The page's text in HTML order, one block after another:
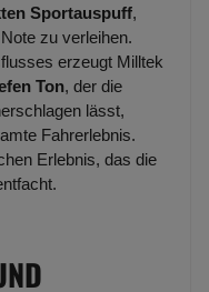
Sportauspuff,
zu verleihen.
erzeugt Milltek
Ton, der die
lässt,
Fahrerlebnis.
Erlebnis, das die